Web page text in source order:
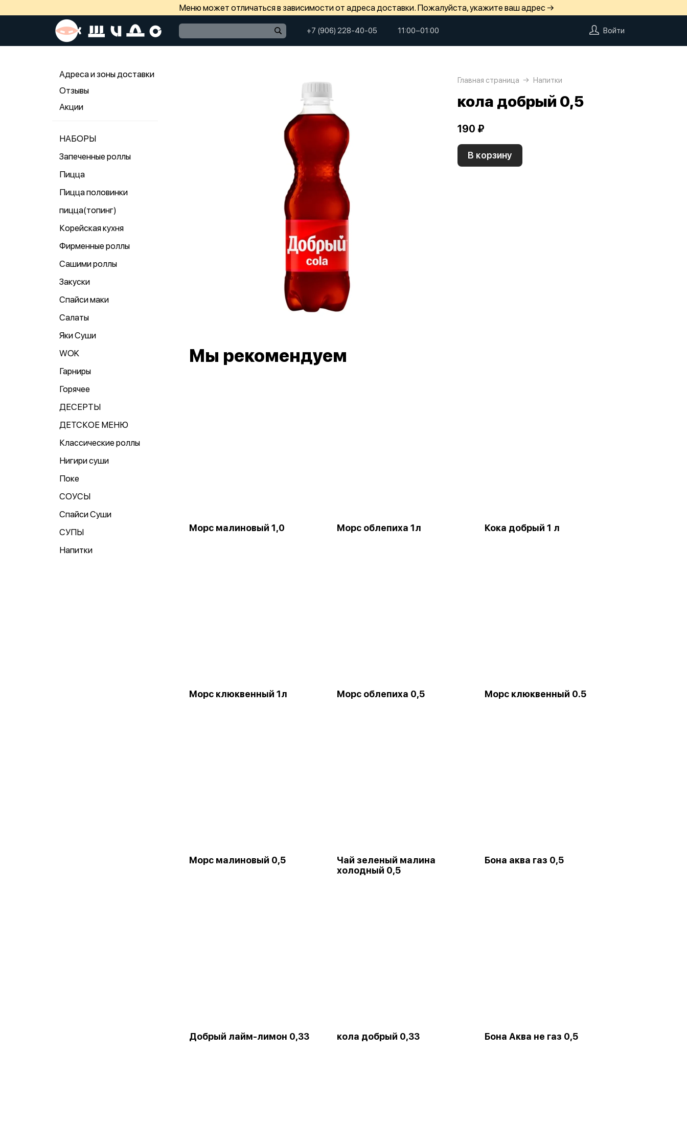
Меню может отличаться в зависимости от адреса доставки. Пожалуйста, укажите ваш адрес →
+7 (906) 228-40-05 11:00−01:00 Войти
Адреса и зоны доставки
Отзывы
Акции
НАБОРЫ
Запеченные роллы
Пицца
Пицца половинки
пицца(топинг)
Корейская кухня
Фирменные роллы
Сашими роллы
Закуски
Спайси маки
Салаты
Яки Суши
WOK
Гарниры
Горячее
ДЕСЕРТЫ
ДЕТСКОЕ МЕНЮ
Классические роллы
Нигири суши
Поке
СОУСЫ
Спайси Суши
СУПЫ
Напитки
Главная страница Напитки
кола добрый 0,5
190 ₽
В корзину
Мы рекомендуем
Морс малиновый 1,0 Морс облепиха 1л Кока добрый 1 л
Морс клюквенный 1л Морс облепиха 0,5 Морс клюквенный 0.5
Морс малиновый 0,5
Чай зеленый малина
холодный 0,5
Бона аква газ 0,5
Добрый лайм-лимон 0,33 кола добрый 0,33 Бона Аква не газ 0,5